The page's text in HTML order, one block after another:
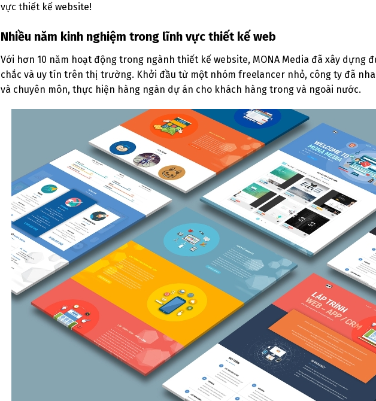
vực thiết kế website!
Nhiều năm kinh nghiệm trong lĩnh vực thiết kế web
Với hơn 10 năm hoạt động trong ngành thiết kế website, MONA Media đã xây dựng
chắc và uy tín trên thị trường. Khởi đầu từ một nhóm freelancer nhỏ, công ty đã
và chuyên môn, thực hiện hàng ngàn dự án cho khách hàng trong và ngoài nước.